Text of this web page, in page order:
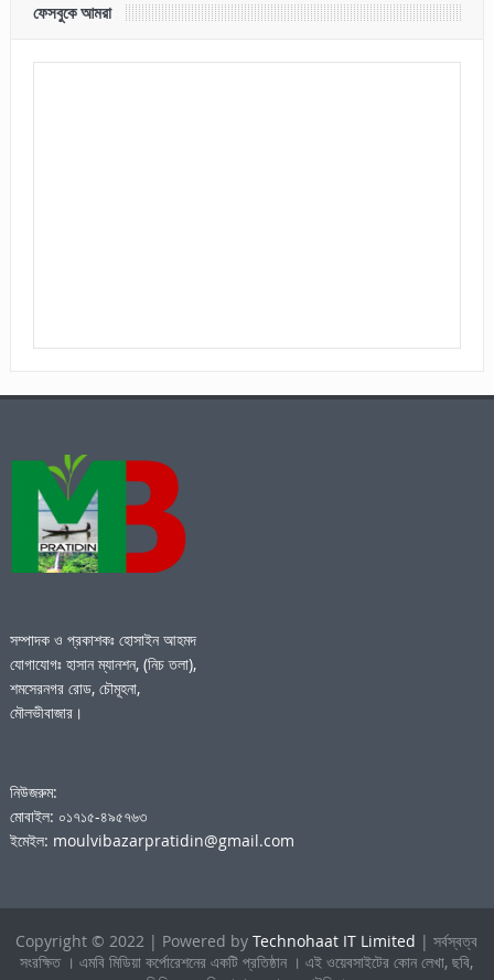
ফেসবুকে আমরা
সম্পাদক ও প্রকাশকঃ হোসাইন আহমদ
যোগাযোগঃ হাসান ম্যানশন, (নিচ তলা),
শমসেরনগর রোড, চৌমূহনা,
মৌলভীবাজার।
নিউজরুম:
মোবাইল: ০১৭১৫-৪৯৫৭৬৩
ইমেইল: moulvibazarpratidin@gmail.com
Copyright © 2022 | Powered byTechnohaat IT Limited | সর্বস্বত্ব
সংরক্ষিত । এমবি মিডিয়া কর্পোরেশনের একটি প্রতিষ্ঠান । এই ওয়েবসাইটের কোন লেখা, ছবি,